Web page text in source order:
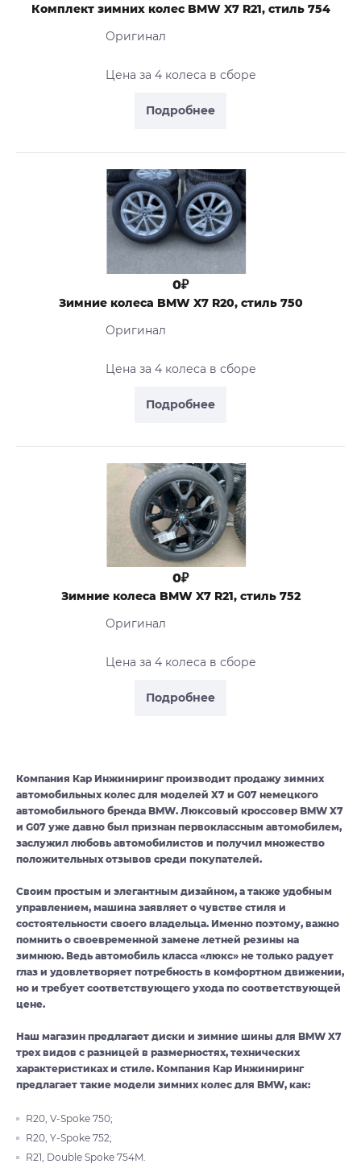
Подробнее
Комплект зимних колес BMW X7 R21, стиль 754
Оригинал
Цена за 4 колеса в сборе
Подробнее
0₽
Зимние колеса BMW X7 R20, стиль 750
Оригинал
Цена за 4 колеса в сборе
Подробнее
0₽
Зимние колеса BMW X7 R21, стиль 752
Оригинал
Цена за 4 колеса в сборе
Компания Кар Инжиниринг производит продажу зимних
автомобильных колес для моделей X7 и G07 немецкого
автомобильного бренда BMW. Люксовый кроссовер BMW X7
и G07 уже давно был признан первоклассным автомобилем,
заслужил любовь автомобилистов и получил множество
положительных отзывов среди покупателей.
Своим простым и элегантным дизайном, а также удобным
управлением, машина заявляет о чувстве стиля и
состоятельности своего владельца. Именно поэтому, важно
помнить о своевременной замене летней резины на
зимнюю. Ведь автомобиль класса «люкс» не только радует
глаз и удовлетворяет потребность в комфортном движении,
но и требует соответствующего ухода по соответствующей
цене.
Наш магазин предлагает диски и зимние шины для BMW X7
трех видов с разницей в размерностях, технических
характеристиках и стиле. Компания Кар Инжиниринг
предлагает такие модели зимних колес для BMW, как:
R20, V-Spoke 750;
R20, Y-Spoke 752;
R21, Double Spoke 754M.